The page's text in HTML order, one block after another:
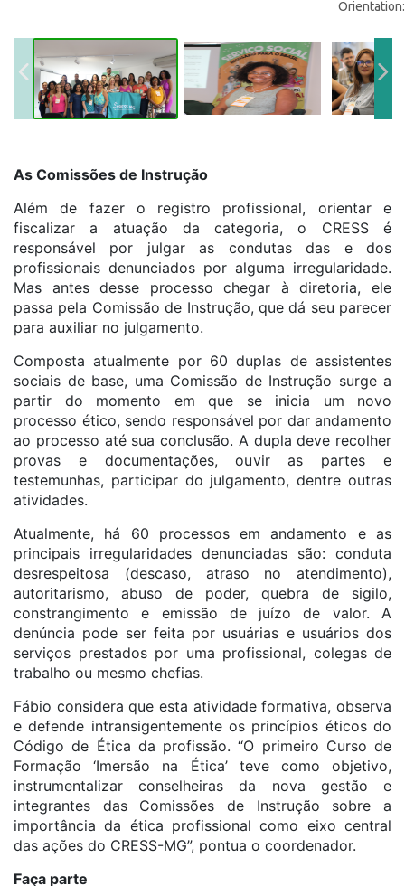
As Comissões de Instrução
Além de fazer o registro profissional, orientar e
fiscalizar a atuação da categoria, o CRESS é
responsável por julgar as condutas das e dos
profissionais denunciados por alguma irregularidade.
Mas antes desse processo chegar à diretoria, ele
passa pela Comissão de Instrução, que dá seu parecer
para auxiliar no julgamento.
Composta atualmente por 60 duplas de assistentes
sociais de base, uma Comissão de Instrução surge a
partir do momento em que se inicia um novo
processo ético, sendo responsável por dar andamento
ao processo até sua conclusão. A dupla deve recolher
provas e documentações, ouvir as partes e
testemunhas, participar do julgamento, dentre outras
atividades.
Atualmente, há 60 processos em andamento e as
principais irregularidades denunciadas são: conduta
desrespeitosa (descaso, atraso no atendimento),
autoritarismo, abuso de poder, quebra de sigilo,
constrangimento e emissão de juízo de valor. A
denúncia pode ser feita por usuárias e usuários dos
serviços prestados por uma profissional, colegas de
trabalho ou mesmo chefias.
Fábio considera que esta atividade formativa, observa
e defende intransigentemente os princípios éticosdo
Código de Ética da profissão. “O primeiro Curso de
Formação ‘Imersão na Ética’ teve como objetivo,
instrumentalizar conselheiras da nova gestão e
integrantes das Comissões de Instrução sobre a
importância da ética profissional como eixo central
das ações do CRESS-MG”, pontua o coordenador.
Faça parte